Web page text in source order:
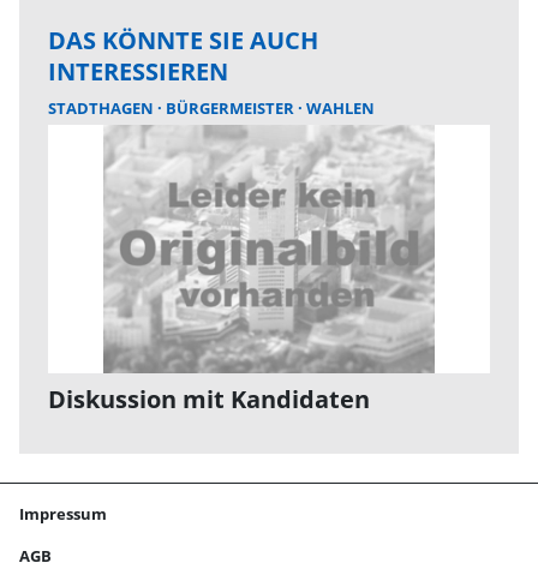
DAS KÖNNTE SIE AUCH
INTERESSIEREN
STADTHAGEN BÜRGERMEISTER WAHLEN
Diskussion mit Kandidaten
Impressum
AGB